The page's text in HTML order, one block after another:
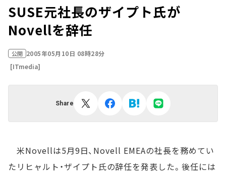
SUSE元社長のザイプト氏が
Novellを辞任
公開 2005年05月10日 08時28分
[ITmedia]
Share
米Novellは5月9日、Novell EMEAの社長を務めてい
たリヒャルト・ザイプト氏の辞任を発表した。後任には